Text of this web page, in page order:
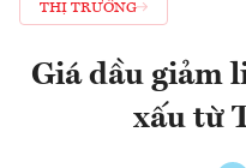
THỊ TRƯỜNG
Giá dầu giảm
xấu từ